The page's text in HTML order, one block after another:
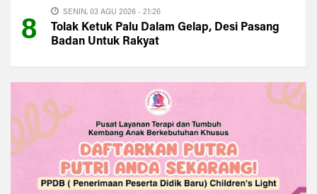
8
SENIN, 03 AGU 2026 - 21:26
Tolak Ketuk Palu Dalam Gelap, Desi Pasang
Badan Untuk Rakyat